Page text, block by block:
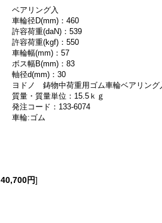
ベアリング入
車輪径D(mm)：460
許容荷重(daN)：539
許容荷重(kgf)：550
車輪幅(mm)：57
ボス幅B(mm)：83
軸径d(mm)：30
ヨドノ 鋳物中荷重用ゴム車輪ベアリン
質量・質量単位：15.5ｋｇ
発注コード：133-6074
車輪:ゴム
40,700円]